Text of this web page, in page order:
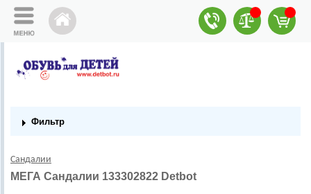
Фильтр
Сандалии
МЕГА Сандалии 133302822 Detbot